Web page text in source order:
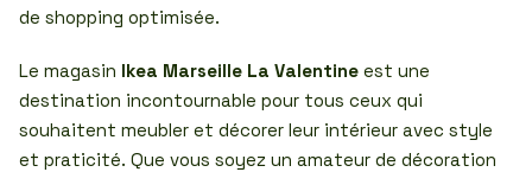
de shopping optimisée.
Le magasin Ikea Marseille La Valentine est une
destination incontournable pour tous ceux qui
souhaitent meubler et décorer leur intérieur avec style
et praticité. Que vous soyez un amateur de décoration